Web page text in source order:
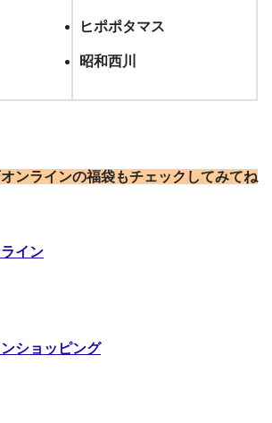
ヒポポタマス
昭和西川
ンラインの福袋もチェックしてみてね
イン
ショッピング